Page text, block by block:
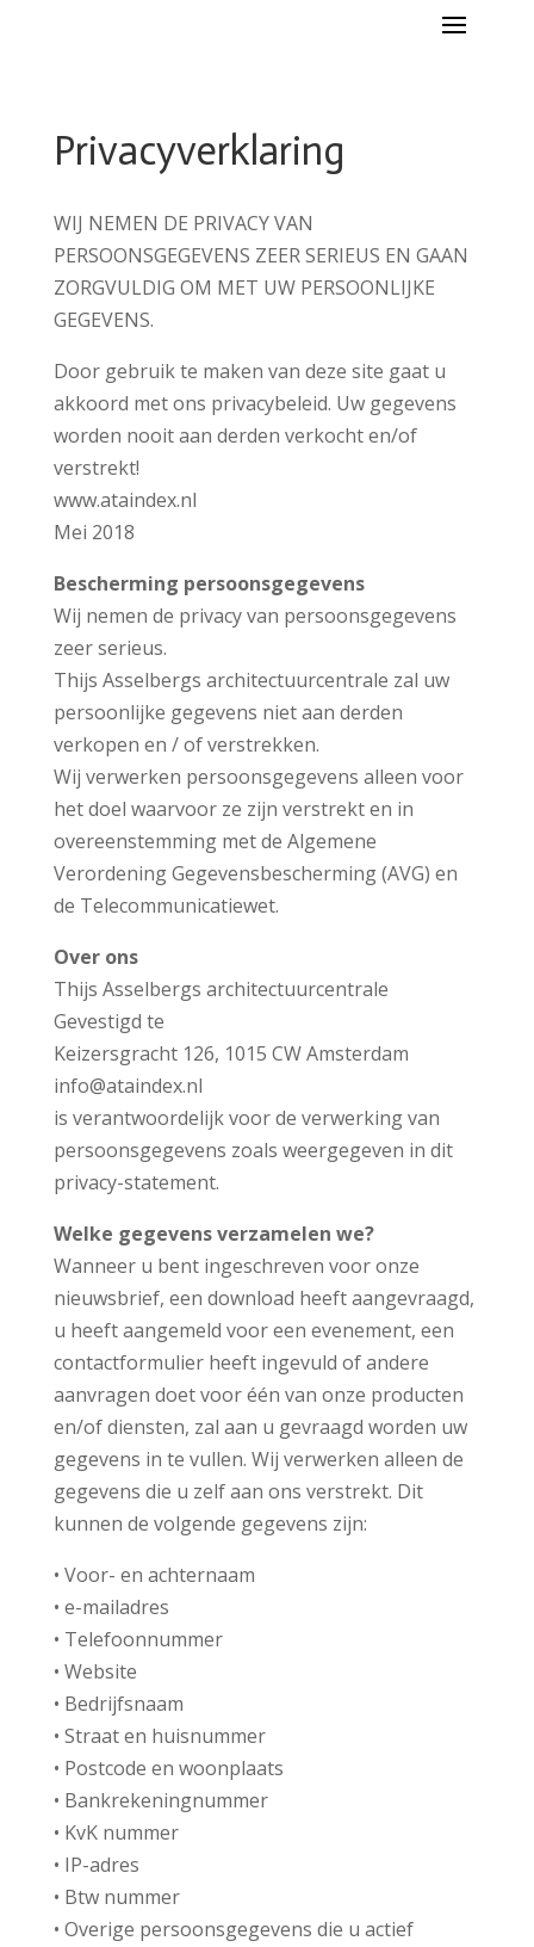
Privacyverklaring
WIJ NEMEN DE PRIVACY VAN
PERSOONSGEGEVENS ZEER SERIEUS EN GAAN
ZORGVULDIG OM MET UW PERSOONLIJKE
GEGEVENS.
Door gebruik te maken van deze site gaat u
akkoord met ons privacybeleid. Uw gegevens
worden nooit aan derden verkocht en/of
verstrekt!
www.ataindex.nl
Mei 2018
Bescherming persoonsgegevens
Wij nemen de privacy van persoonsgegevens
zeer serieus.
Thijs Asselbergs architectuurcentrale zal uw
persoonlijke gegevens niet aan derden
verkopen en / of verstrekken.
Wij verwerken persoonsgegevens alleen voor
het doel waarvoor ze zijn verstrekt en in
overeenstemming met de Algemene
Verordening Gegevensbescherming (AVG) en
de Telecommunicatiewet.
Over ons
Thijs Asselbergs architectuurcentrale
Gevestigd te
Keizersgracht 126, 1015 CW Amsterdam
info@ataindex.nl
is verantwoordelijk voor de verwerking van
persoonsgegevens zoals weergegeven in dit
privacy-statement.
Welke gegevens verzamelen we?
Wanneer u bent ingeschreven voor onze
nieuwsbrief, een download heeft aangevraagd,
u heeft aangemeld voor een evenement, een
contactformulier heeft ingevuld of andere
aanvragen doet voor één van onze producten
en/of diensten, zal aan u gevraagd worden uw
gegevens in te vullen. Wij verwerken alleen de
gegevens die u zelf aan ons verstrekt. Dit
kunnen de volgende gegevens zijn:
• Voor- en achternaam
• e-mailadres
• Telefoonnummer
• Website
• Bedrijfsnaam
• Straat en huisnummer
• Postcode en woonplaats
• Bankrekeningnummer
• KvK nummer
• IP-adres
• Btw nummer
• Overige persoonsgegevens die u actief